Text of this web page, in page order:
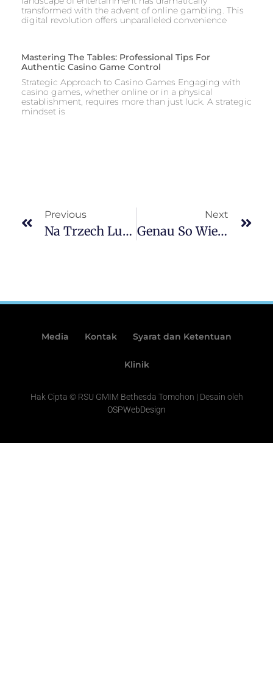
transformed with the advent of online gambling. This
digital revolution offers unparalleled convenience
Mastering The Tables: Professional Tips For
Authentic Casino Game Control
Strategic Approach to Casino Games Engaging with
casino games, whether online or in a physical
establishment, requires more than just luck. A strategic
mindset is
Previous
Na Trzech Ludzie Gry Wyścigi Klasyczne Automaty Online Przy Premierze
Next
Genau So Wie Bekomme Meinereiner Angewandten Bet365 Prämie, Wettbonus Slot Blazing Star Vereinbart
Media Kontak Syarat dan Ketentuan
Klinik
Hak Cipta © RSU GMIM Bethesda Tomohon | Desain oleh
OSPWebDesign